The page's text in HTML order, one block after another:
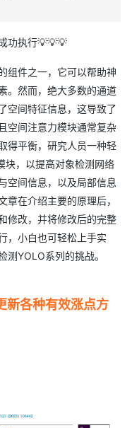
功执行💡💡💡
组件之一，它可以帮助神
。然而，绝大多数的通道
空间特征信息，这导致了
空间注意力模块通常复杂
得平衡，研究人员一种轻
块，以提高对象检测网络
空间信息，以及局部信息
在介绍主要的原理后，
修改，并将修改后的完整
，小白也可轻松上手实
测YOLO系列的挑战。
各种有效涨点方